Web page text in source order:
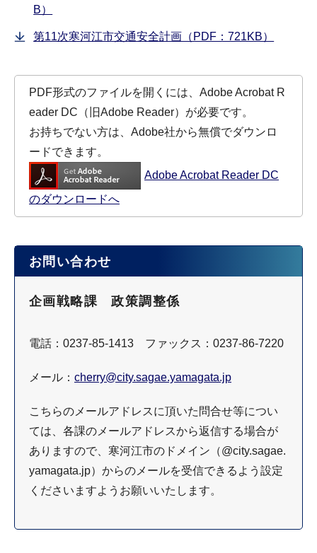
B）
第11次寒河江市交通安全計画（PDF：721KB）
PDF形式のファイルを開くには、Adobe Acrobat R
eader DC（旧Adobe Reader）が必要です。
お持ちでない方は、Adobe社から無償でダウンロ
ードできます。
Adobe Acrobat Reader DC
のダウンロードへ
お問い合わせ
企画戦略課 政策調整係
電話：0237-85-1413 ファックス：0237-86-7220
メール： cherry@city.sagae.yamagata.jp
こちらのメールアドレスに頂いた問合せ等につい
ては、各課のメールアドレスから返信する場合が
ありますので、寒河江市のドメイン（@city.sagae.
yamagata.jp）からのメールを受信できるよう設定
くださいますようお願いいたします。